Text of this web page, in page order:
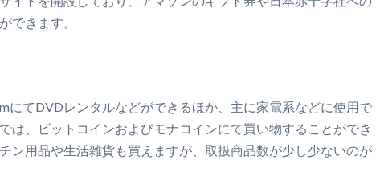
できます。
にてDVDレンタルなどができるほか、主に家電系などに使用で
は、ビットコインおよびモナコインにて買い物することができ
ン用品や生活雑貨も買えますが、取扱商品数が少し少ないのが